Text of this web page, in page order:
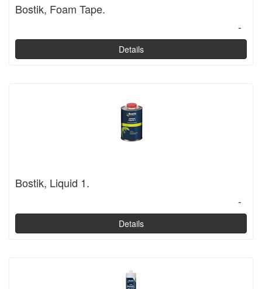
Bostik, Foam Tape.
-
Details
Bostik, Liquid 1.
-
Details